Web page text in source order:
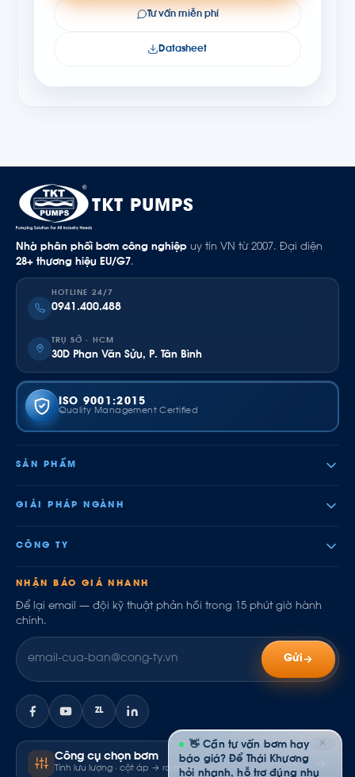
Tư vấn miễn phí
Datasheet
TKT PUMPS
Nhà phân phối bơm công nghiệp uy tín VN từ 2007. Đại diện
28+ thương hiệu EU/G7.
HOTLINE 24/7
0941.400.488
TRỤ SỞ · HCM
30D Phan Văn Sửu, P. Tân Bình
ISO 9001:2015
Quality Management Certified
SẢN PHẨM
GIẢI PHÁP NGÀNH
CÔNG TY
NHẬN BÁO GIÁ NHANH
Để lại email — đội kỹ thuật phản hồi trong 15 phút giờ hành
chính.
Gửi
ZL
Công cụ chọn bơm
Tính lưu lượng · cột áp → ra model
✕
👋 Cần tư vấn bơm hay
báo giá? Để Thái Khương
hỏi nhanh, hỗ trợ đúng nhu